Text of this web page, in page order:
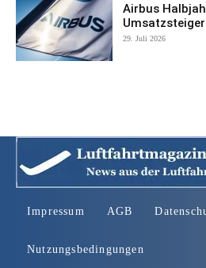
Airbus
29. Juli 2026
Impressum AGB
Nutzungsbedingungen